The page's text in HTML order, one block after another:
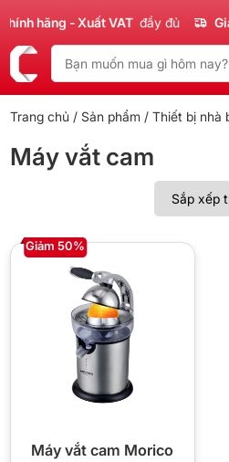
hãng - Xuất VAT đầy đủ
Trang chủ / Sản phẩm / Thiết bị nhà
Máy vắt cam
Giảm 50%
Máy vắt cam Morico